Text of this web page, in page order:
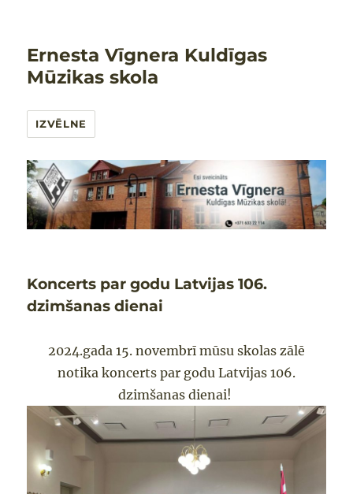
Ernesta Vīgnera Kuldīgas
Mūzikas skola
IZVĒLNE
Koncerts par godu Latvijas 106.
dzimšanas dienai
2024.gada 15. novembrī mūsu skolas zālē
notika koncerts par godu Latvijas 106.
dzimšanas dienai!